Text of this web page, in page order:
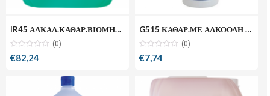
IR45 ΑΛΚΑΛ.ΚΑΘΑΡ.ΒΙΟΜΗΧ.10L
(0)
€82,24
G515 ΚΑΘΑΡ.ΜΕ ΑΛΚΟΟΛΗ 600ML
(0)
€7,74